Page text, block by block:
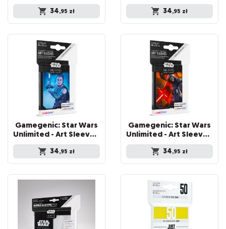
34,95 zł 34,95 zł
Gamegenic: Star Wars
Unlimited - Art Sleeves - Rey
34,95 zł
Gamegenic: Star Wars
Unlimited - Art Sleeves - Kylo Ren
34,95 zł